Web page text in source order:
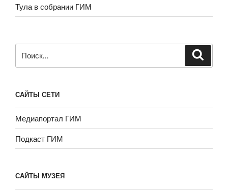
Тула в собрании ГИМ
САЙТЫ СЕТИ
Медиапортал ГИМ
Подкаст ГИМ
САЙТЫ МУЗЕЯ